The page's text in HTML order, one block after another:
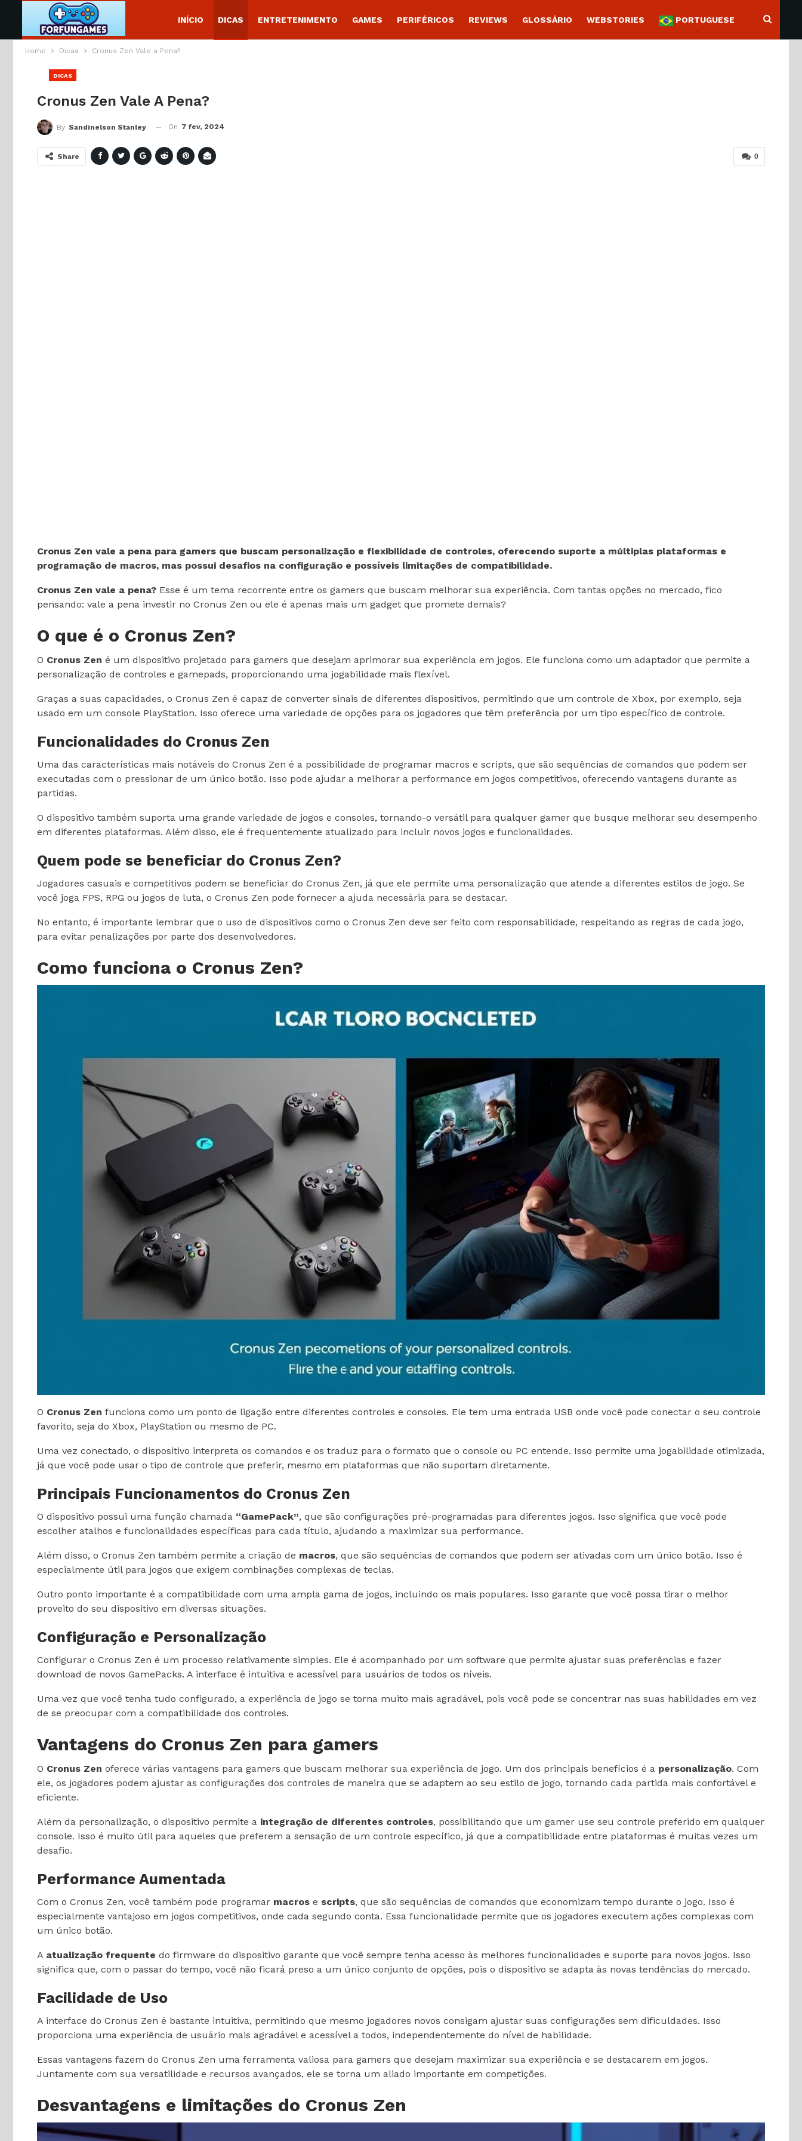
INÍCIO DICAS ENTRETENIMENTO GAMES PERIFÉRICOS REVIEWS GLOSSÁRIO WEBSTORIES PORTUGUESE
Home Dicas Cronus Zen Vale a Pena?
DICAS
Cronus Zen Vale A Pena?
By Sandinelson Stanley On 7 fev, 2024
0
Share
Cronus Zen vale a pena para gamers que buscam personalização e flexibilidade de controles, oferecendo suporte a múltiplas plataformas e
programação de macros, mas possui desafios na configuração e possíveis limitações de compatibilidade.
Cronus Zen vale a pena? Esse é um tema recorrente entre os gamers que buscam melhorar sua experiência. Com tantas opções no mercado, fico
pensando: vale a pena investir no Cronus Zen ou ele é apenas mais um gadget que promete demais?
O que é o Cronus Zen?
O Cronus Zen é um dispositivo projetado para gamers que desejam aprimorar sua experiência em jogos. Ele funciona como um adaptador que permite a
personalização de controles e gamepads, proporcionando uma jogabilidade mais flexível.
Graças a suas capacidades, o Cronus Zen é capaz de converter sinais de diferentes dispositivos, permitindo que um controle de Xbox, por exemplo, seja
usado em um console PlayStation. Isso oferece uma variedade de opções para os jogadores que têm preferência por um tipo específico de controle.
Funcionalidades do Cronus Zen
Uma das características mais notáveis do Cronus Zen é a possibilidade de programar macros e scripts, que são sequências de comandos que podem ser
executadas com o pressionar de um único botão. Isso pode ajudar a melhorar a performance em jogos competitivos, oferecendo vantagens durante as
partidas.
O dispositivo também suporta uma grande variedade de jogos e consoles, tornando-o versátil para qualquer gamer que busque melhorar seu desempenho
em diferentes plataformas. Além disso, ele é frequentemente atualizado para incluir novos jogos e funcionalidades.
Quem pode se beneficiar do Cronus Zen?
Jogadores casuais e competitivos podem se beneficiar do Cronus Zen, já que ele permite uma personalização que atende a diferentes estilos de jogo. Se
você joga FPS, RPG ou jogos de luta, o Cronus Zen pode fornecer a ajuda necessária para se destacar.
No entanto, é importante lembrar que o uso de dispositivos como o Cronus Zen deve ser feito com responsabilidade, respeitando as regras de cada jogo,
para evitar penalizações por parte dos desenvolvedores.
Como funciona o Cronus Zen?
O Cronus Zen funciona como um ponto de ligação entre diferentes controles e consoles. Ele tem uma entrada USB onde você pode conectar o seu controle
favorito, seja do Xbox, PlayStation ou mesmo de PC.
Uma vez conectado, o dispositivo interpreta os comandos e os traduz para o formato que o console ou PC entende. Isso permite uma jogabilidade otimizada,
já que você pode usar o tipo de controle que preferir, mesmo em plataformas que não suportam diretamente.
Principais Funcionamentos do Cronus Zen
O dispositivo possui uma função chamada “GamePack”, que são configurações pré-programadas para diferentes jogos. Isso significa que você pode
escolher atalhos e funcionalidades específicas para cada título, ajudando a maximizar sua performance.
Além disso, o Cronus Zen também permite a criação de macros, que são sequências de comandos que podem ser ativadas com um único botão. Isso é
especialmente útil para jogos que exigem combinações complexas de teclas.
Outro ponto importante é a compatibilidade com uma ampla gama de jogos, incluindo os mais populares. Isso garante que você possa tirar o melhor
proveito do seu dispositivo em diversas situações.
Configuração e Personalização
Configurar o Cronus Zen é um processo relativamente simples. Ele é acompanhado por um software que permite ajustar suas preferências e fazer
download de novos GamePacks. A interface é intuitiva e acessível para usuários de todos os níveis.
Uma vez que você tenha tudo configurado, a experiência de jogo se torna muito mais agradável, pois você pode se concentrar nas suas habilidades em vez
de se preocupar com a compatibilidade dos controles.
Vantagens do Cronus Zen para gamers
O Cronus Zen oferece várias vantagens para gamers que buscam melhorar sua experiência de jogo. Um dos principais benefícios é a personalização. Com
ele, os jogadores podem ajustar as configurações dos controles de maneira que se adaptem ao seu estilo de jogo, tornando cada partida mais confortável e
eficiente.
Além da personalização, o dispositivo permite a integração de diferentes controles, possibilitando que um gamer use seu controle preferido em qualquer
console. Isso é muito útil para aqueles que preferem a sensação de um controle específico, já que a compatibilidade entre plataformas é muitas vezes um
desafio.
Performance Aumentada
Com o Cronus Zen, você também pode programar macros e scripts, que são sequências de comandos que economizam tempo durante o jogo. Isso é
especialmente vantajoso em jogos competitivos, onde cada segundo conta. Essa funcionalidade permite que os jogadores executem ações complexas com
um único botão.
A atualização frequente do firmware do dispositivo garante que você sempre tenha acesso às melhores funcionalidades e suporte para novos jogos. Isso
significa que, com o passar do tempo, você não ficará preso a um único conjunto de opções, pois o dispositivo se adapta às novas tendências do mercado.
Facilidade de Uso
A interface do Cronus Zen é bastante intuitiva, permitindo que mesmo jogadores novos consigam ajustar suas configurações sem dificuldades. Isso
proporciona uma experiência de usuário mais agradável e acessível a todos, independentemente do nível de habilidade.
Essas vantagens fazem do Cronus Zen uma ferramenta valiosa para gamers que desejam maximizar sua experiência e se destacarem em jogos.
Juntamente com sua versatilidade e recursos avançados, ele se torna um aliado importante em competições.
Desvantagens e limitações do Cronus Zen